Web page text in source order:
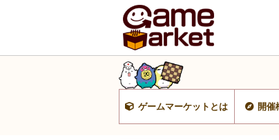
ゲームマーケットとは 開催